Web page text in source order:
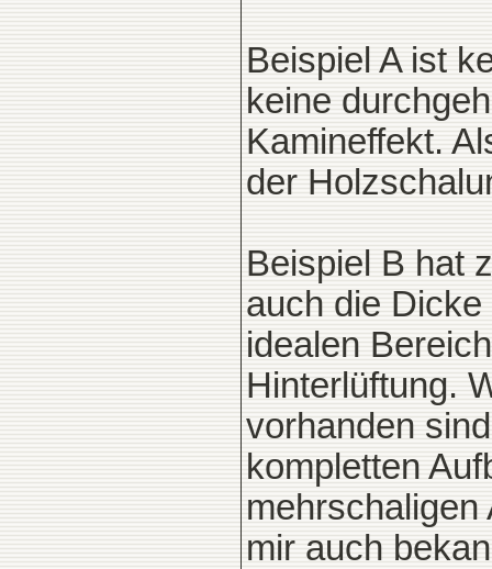
Beispiel A ist
keine
Kamineffekt.
der
Beispiel B hat
auch die
idealen
Hinterlüftung.
vorhanden
kompletten
mehrschaligen
mir auch